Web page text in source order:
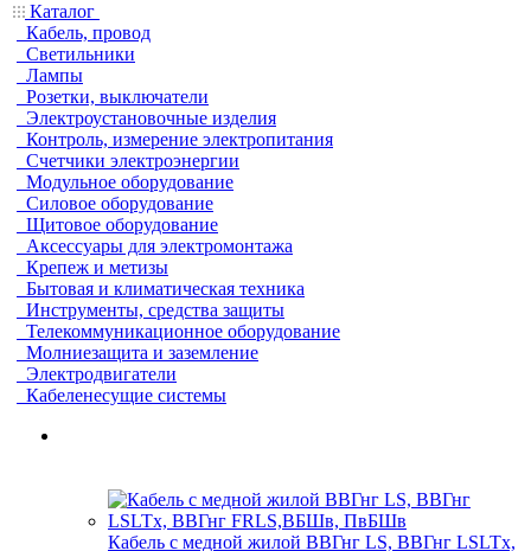
Каталог
Кабель, провод
Светильники
Лампы
Розетки, выключатели
Электроустановочные изделия
Контроль, измерение электропитания
Счетчики электроэнергии
Модульное оборудование
Силовое оборудование
Щитовое оборудование
Аксессуары для электромонтажа
Крепеж и метизы
Бытовая и климатическая техника
Инструменты, средства защиты
Телекоммуникационное оборудование
Молниезащита и заземление
Электродвигатели
Кабеленесущие системы
Кабель с медной жилой ВВГнг LS, ВВГнг LSLTx,